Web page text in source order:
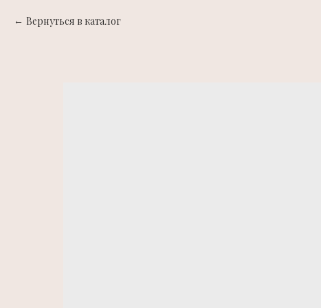
Вернуться в каталог